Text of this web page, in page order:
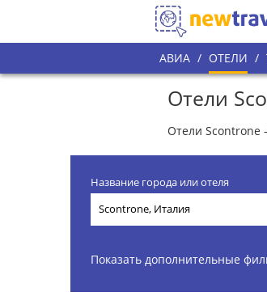
АВИА / ОТЕЛИ /
Отели
Отели Scontrone
Название города или отеля
Показать дополнительные